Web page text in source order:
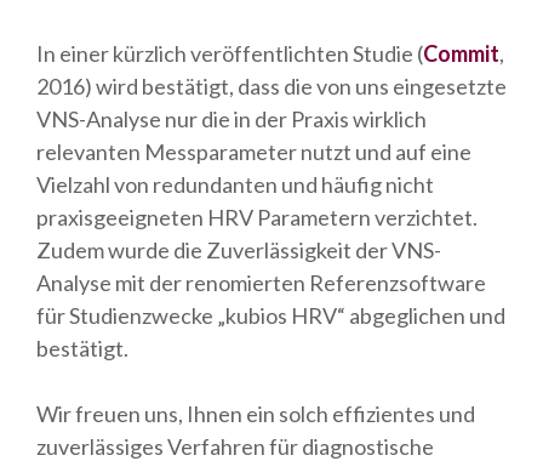
In einer kürzlich veröffentlichten Studie (Commit,
2016) wird bestätigt, dass die von uns eingesetzte
VNS-Analyse nur die in der Praxis wirklich
relevanten Messparameter nutzt und auf eine
Vielzahl von redundanten und häufig nicht
praxisgeeigneten HRV Parametern verzichtet.
Zudem wurde die Zuverlässigkeit der VNS-
Analyse mit der renomierten Referenzsoftware
für Studienzwecke „kubios HRV“ abgeglichen und
bestätigt.
Wir freuen uns, Ihnen ein solch effizientes und
zuverlässiges Verfahren für diagnostische